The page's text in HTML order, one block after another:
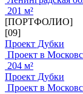
201 м²
[ПОРТФОЛИО]
[09]
Проект Дубки
Проект в
204 м²
Проект Дубки
Проект в